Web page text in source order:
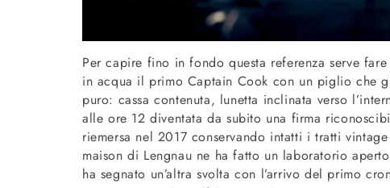
Per capire fino in fondo questa referenza serve
in acqua il primo Captain Cook con un piglio che
puro: cassa contenuta, lunetta inclinata verso
alle ore 12 diventata da subito una firma
riemersa nel 2017 conservando intatti i tratti
maison di Lengnau ne ha fatto un laboratorio
ha segnato un’altra svolta con l’arrivo del primo